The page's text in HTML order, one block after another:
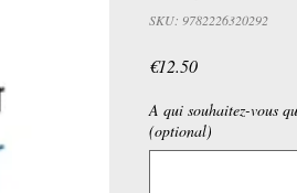
SKU: 9782226320292
€12.50Price
A qui souhaitez-vous
(optional)